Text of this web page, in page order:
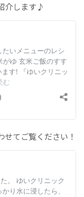
介します♪
てご覧ください！
希望される方へ